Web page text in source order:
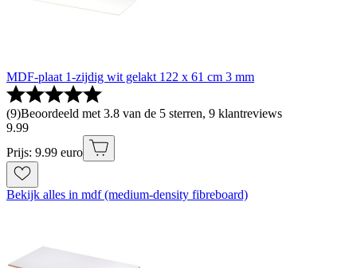
MDF-plaat 1-zijdig wit gelakt 122 x 61 cm 3 mm
(9)Beoordeeld met 3.8 van de 5 sterren, 9 klantreviews
9.99
Prijs: 9.99 euro
Bekijk alles in mdf (medium-density fibreboard)